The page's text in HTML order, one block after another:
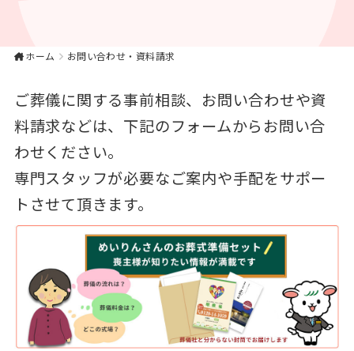
ホーム お問い合わせ・資料請求
ご葬儀に関する事前相談、お問い合わせや資
料請求などは、下記のフォームからお問い合
わせください。
専門スタッフが必要なご案内や手配をサポー
トさせて頂きます。